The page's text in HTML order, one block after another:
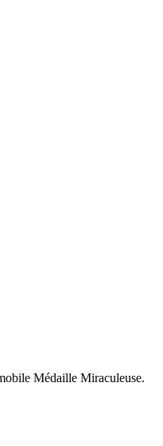
Médaille Miraculeuse.